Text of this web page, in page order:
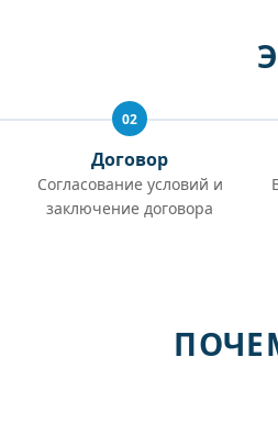
02
Договор
Согласование условий и
заключение договора